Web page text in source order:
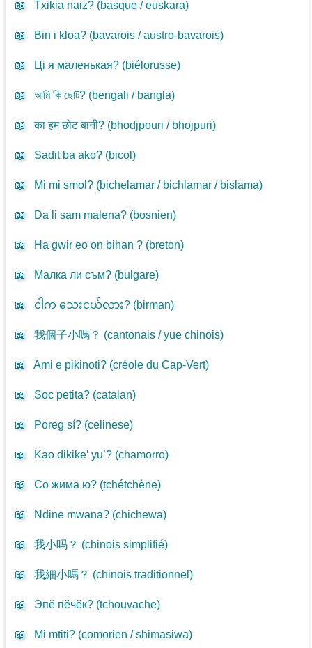
📖 Txikia naiz? (basque / euskara)
📖 Bin i kloa? (bavarois / austro-bavarois)
📖 Ці я маленькая? (biélorusse)
📖 আমি কি ছোট? (bengali / bangla)
📖 का हम छोट बानी? (bhodjpouri / bhojpuri)
📖 Sadit ba ako? (bicol)
📖 Mi mi smol? (bichelamar / bichlamar / bislama)
📖 Da li sam malena? (bosnien)
📖 Ha gwir eo on bihan ? (breton)
📖 Малка ли съм? (bulgare)
📖 ငါက သေးငယ်လား? (birman)
📖 我個子小嗎？ (cantonais / yue chinois)
📖 Ami e pikinoti? (créole du Cap-Vert)
📖 Soc petita? (catalan)
📖 Poreg sí? (celinese)
📖 Kao dikike’ yu’? (chamorro)
📖 Со жима ю? (tchétchène)
📖 Ndine mwana? (chichewa)
📖 我小吗？ (chinois simplifié)
📖 我細小嗎？ (chinois traditionnel)
📖 Эпӗ пӗчӗк? (tchouvache)
📖 Mi mtiti? (comorien / shimasiwa)